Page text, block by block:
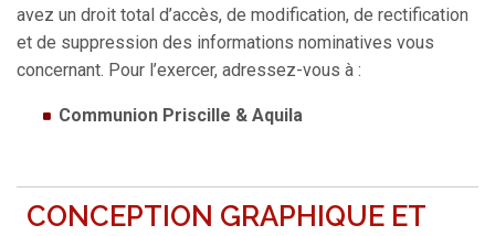
avez un droit total d’accès, de modification, de rectification
et de suppression des informations nominatives vous
concernant. Pour l’exercer, adressez-vous à :
Communion Priscille & Aquila
CONCEPTION GRAPHIQUE ET